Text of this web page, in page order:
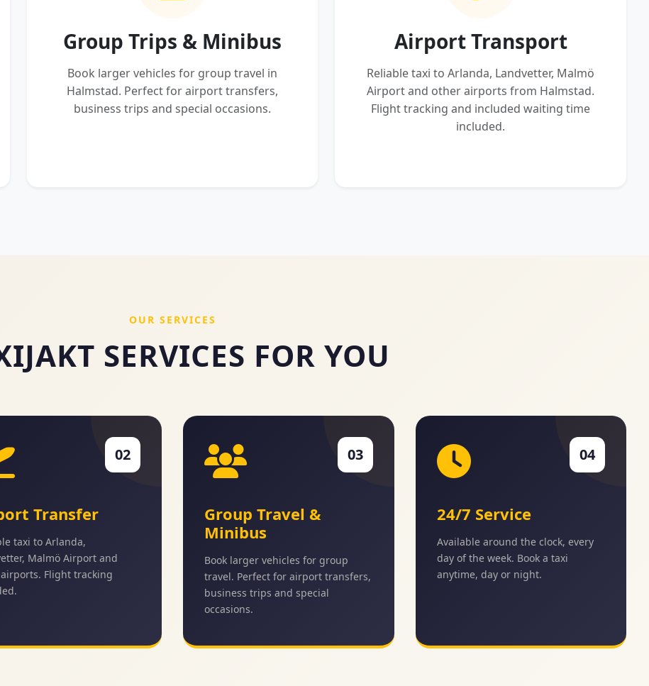
Group Trips & Minibus
Book larger vehicles for group travel in
Halmstad. Perfect for airport transfers,
business trips and special occasions.
Airport Transport
Reliable taxi to Arlanda, Landvetter, Malmö
Airport and other airports from Halmstad.
Flight tracking and included waiting time
included.
OUR SERVICES
SERVICES FOR YOU
02
Transfer
taxi to Arlanda,
Malmö Airport and
Flight tracking
03
Group Travel &
Minibus
Book larger vehicles for group
travel. Perfect for airport transfers,
business trips and special
occasions.
04
24/7 Service
Available around the clock, every
day of the week. Book a taxi
anytime, day or night.